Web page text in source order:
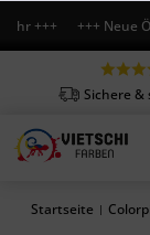
+++ +++ Neue
Sichere &
Startseite |